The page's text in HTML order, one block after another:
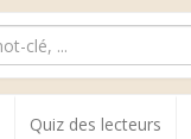
Quiz des lecteurs